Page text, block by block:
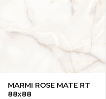
MARMI ROSE MATE RT
88x88